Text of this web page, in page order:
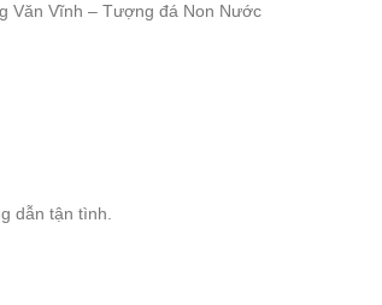
Văn Vĩnh – Tượng đá Non Nước
dẫn tận tình.